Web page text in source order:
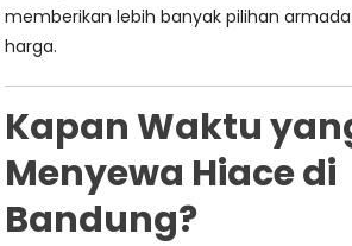
memberikan lebih banyak pilihan
harga.
Kapan Waktu
Menyewa Hiace di
Bandung?